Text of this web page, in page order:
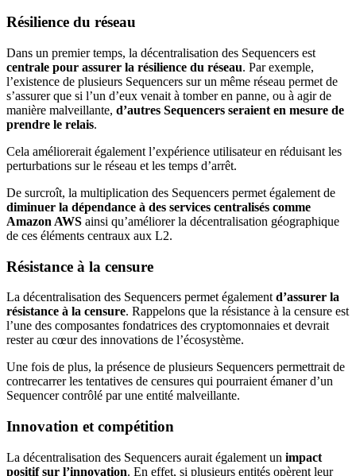
Résilience du réseau
Dans un premier temps, la décentralisation des Sequencers est
centrale pour assurer la résilience du réseau. Par exemple,
l’existence de plusieurs Sequencers sur un même réseau permet de
s’assurer que si l’un d’eux venait à tomber en panne, ou à agir de
manière malveillante, d’autres Sequencers seraient en mesure de
prendre le relais.
Cela améliorerait également l’expérience utilisateur en réduisant les
perturbations sur le réseau et les temps d’arrêt.
De surcroît, la multiplication des Sequencers permet également de
diminuer la dépendance à des services centralisés comme
Amazon AWS ainsi qu’améliorer la décentralisation géographique
de ces éléments centraux aux L2.
Résistance à la censure
La décentralisation des Sequencers permet égalementd’assurer la
résistance à la censure. Rappelons que la résistance à la censure est
l’une des composantes fondatrices des cryptomonnaies et devrait
rester au cœur des innovations de l’écosystème.
Une fois de plus, la présence de plusieurs Sequencers permettrait de
contrecarrer les tentatives de censures qui pourraient émaner d’un
Sequencer contrôlé par une entité malveillante.
Innovation et compétition
La décentralisation des Sequencers aurait également un impact
positif sur l’innovation. En effet, si plusieurs entités opèrent leur